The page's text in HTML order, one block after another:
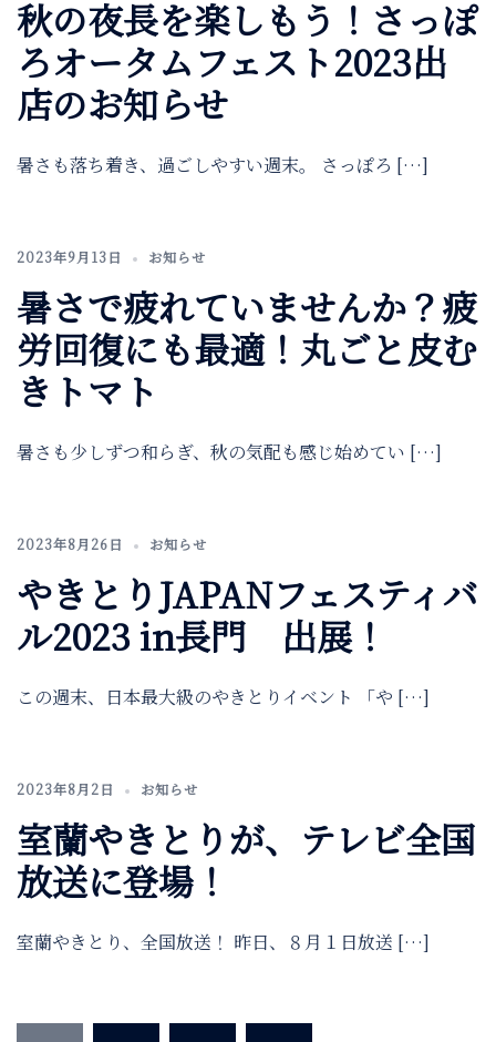
秋の夜長を楽しもう！さっぽ
ろオータムフェスト2023出
店のお知らせ
暑さも落ち着き、過ごしやすい週末。 さっぽろ […]
2023年9月13日 お知らせ
暑さで疲れていませんか？疲
労回復にも最適！丸ごと皮む
きトマト
暑さも少しずつ和らぎ、秋の気配も感じ始めてい […]
2023年8月26日 お知らせ
やきとりJAPANフェスティバ
ル2023 in長門 出展！
この週末、日本最大級のやきとりイベント 「や […]
2023年8月2日 お知らせ
室蘭やきとりが、テレビ全国
放送に登場！
室蘭やきとり、全国放送！ 昨日、８月１日放送 […]